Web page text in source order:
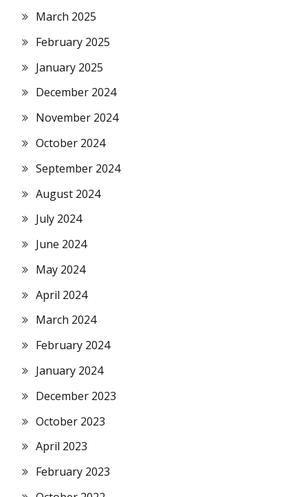
March 2025
February 2025
January 2025
December 2024
November 2024
October 2024
September 2024
August 2024
July 2024
June 2024
May 2024
April 2024
March 2024
February 2024
January 2024
December 2023
October 2023
April 2023
February 2023